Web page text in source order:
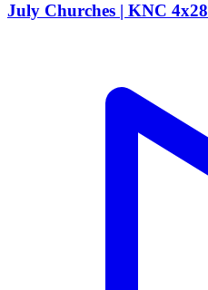
July Churches | KNC 4x28